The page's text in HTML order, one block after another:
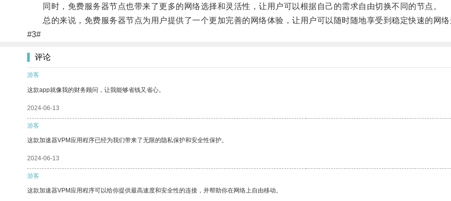
同时，免费服务器节点也带来了更多的网络选择和灵活性，让用户可以根据自己的需求自由切换不同的节点。
总的来说，免费服务器节点为用户提供了一个更加完善的网络体验，让用户可以随时随地享受到稳定快速的网络
#3#
评论
游客
这款app就像我的财务顾问，让我能够省钱又省心。
2024-06-13
游客
这款加速器VPM应用程序已经为我们带来了无限的隐私保护和安全性保护。
2024-06-13
游客
这款加速器VPM应用程序可以给你提供最高速度和安全性的连接，并帮助你在网络上自由移动。